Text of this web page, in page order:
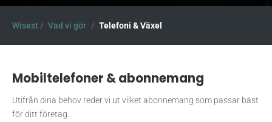
Wisest / Vad vi gör / Telefoni & Växel
Mobiltelefoner & abonnemang
Utifrån dina behov reder vi ut vilket abonnemang som passar bäst
för ditt företag.